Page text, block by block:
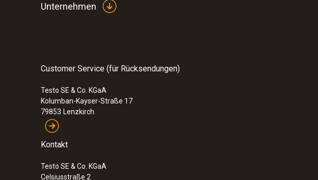
Unternehmen
Customer Service (für Rücksendungen)
Testo SE & Co. KGaA
Kolumban-Kayser-Straße 17
79853 Lenzkirch
Kontakt
Testo SE & Co. KGaA
Celsiusstraße 2